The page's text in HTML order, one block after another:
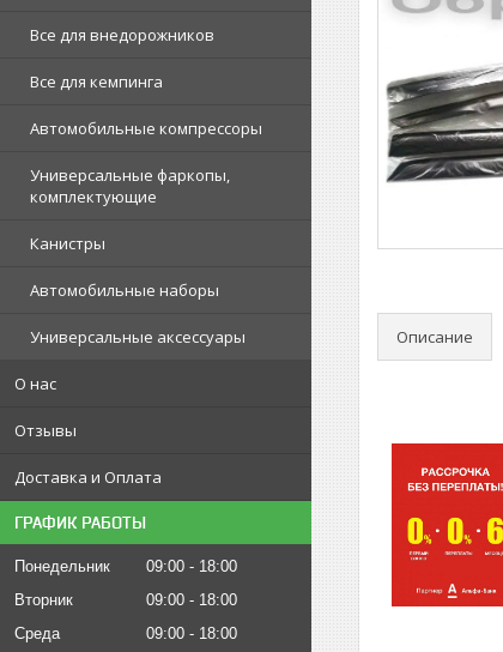
Все для внедорожников
Все для кемпинга
Автомобильные компрессоры
Универсальные фаркопы,
комплектующие
Канистры
Автомобильные наборы
Универсальные аксессуары
О нас
Отзывы
Доставка и Оплата
ГРАФИК РАБОТЫ
Понедельник 09:00
18:00
Вторник
09:00
18:00
Среда
09:00
18:00
Описание